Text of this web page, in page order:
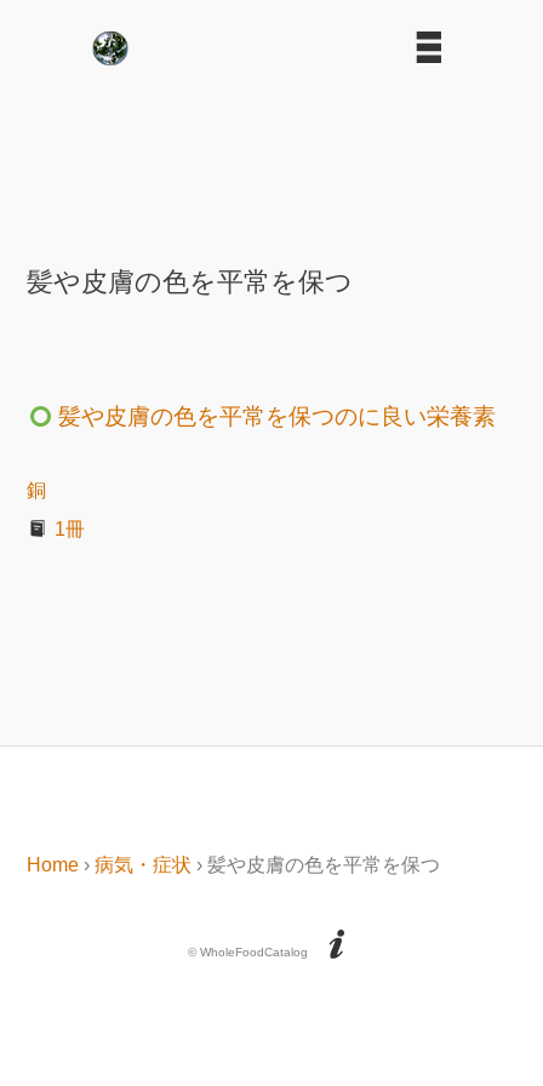
髪や皮膚の色を平常を保つ
髪や皮膚の色を平常を保つのに良い栄養素
銅
1冊
Home ›病気・症状 › 髪や皮膚の色を平常を保つ
© WholeFoodCatalog